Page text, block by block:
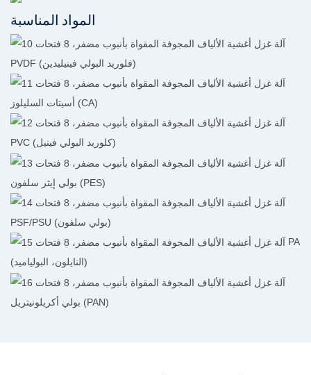
المواد المناسبة
PVDF (فلوريد البولي فينيليدين)
أسيتات السليلوز (CA)
PVC (كلوريد البولي فينيل)
بولي إيثر سلفون (PES)
PSF/PSU (بولي سلفون)
PA
(النايلون، البولياميد)
بولي أكريلونيتريل (PAN)